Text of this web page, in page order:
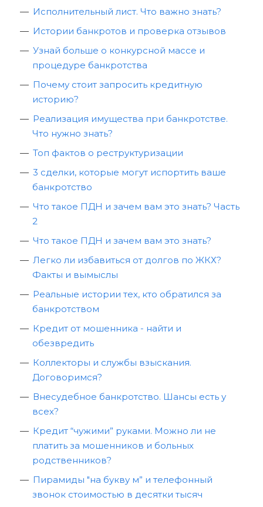
Исполнительный лист. Что важно знать?
Истории банкротов и проверка отзывов
Узнай больше о конкурсной массе и
процедуре банкротства
Почему стоит запросить кредитную
историю?
Реализация имущества при банкротстве.
Что нужно знать?
Топ фактов о реструктуризации
3 сделки, которые могут испортить ваше
банкротство
Что такое ПДН и зачем вам это знать? Часть
2
Что такое ПДН и зачем вам это знать?
Легко ли избавиться от долгов по ЖКХ?
Факты и вымыслы
Реальные истории тех, кто обратился за
банкротством
Кредит от мошенника - найти и
обезвредить
Коллекторы и службы взыскания.
Договоримся?
Внесудебное банкротство. Шансы есть у
всех?
Кредит “чужими” руками. Можно ли не
платить за мошенников и больных
родственников?
Пирамиды "на букву м” и телефонный
звонок стоимостью в десятки тысяч